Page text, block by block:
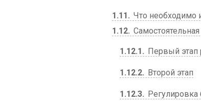
1.11
Что необходимо
1.12
1.12.1 Первый этап
1.12.2 Второй этап
1.12.3